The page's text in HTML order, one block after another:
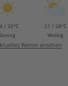
/ 32°C
Sonnig
21 / 28°C
Wolkig
Wetter ansehen